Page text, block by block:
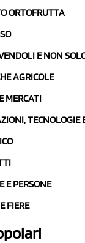
ORTOFRUTTA
E NON
AGRICOLE
MERCATI
TECNOLOGIE
E PERSONE
FIERE